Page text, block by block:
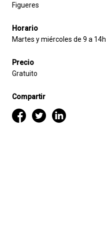
Figueres
Horario
Martes y miércoles de 9 a 14h
Precio
Gratuito
Compartir